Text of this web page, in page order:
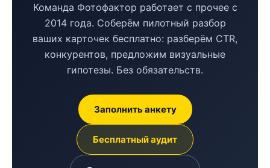
Команда Фотофактор работает с прочее с
2014 года. Соберём пилотный разбор
ваших карточек бесплатно: разберём CTR,
конкурентов, предложим визуальные
гипотезы. Без обязательств.
Заполнить анкету
Бесплатный аудит